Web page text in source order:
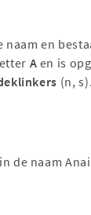
naam en
A en is
(n, s).
de naam